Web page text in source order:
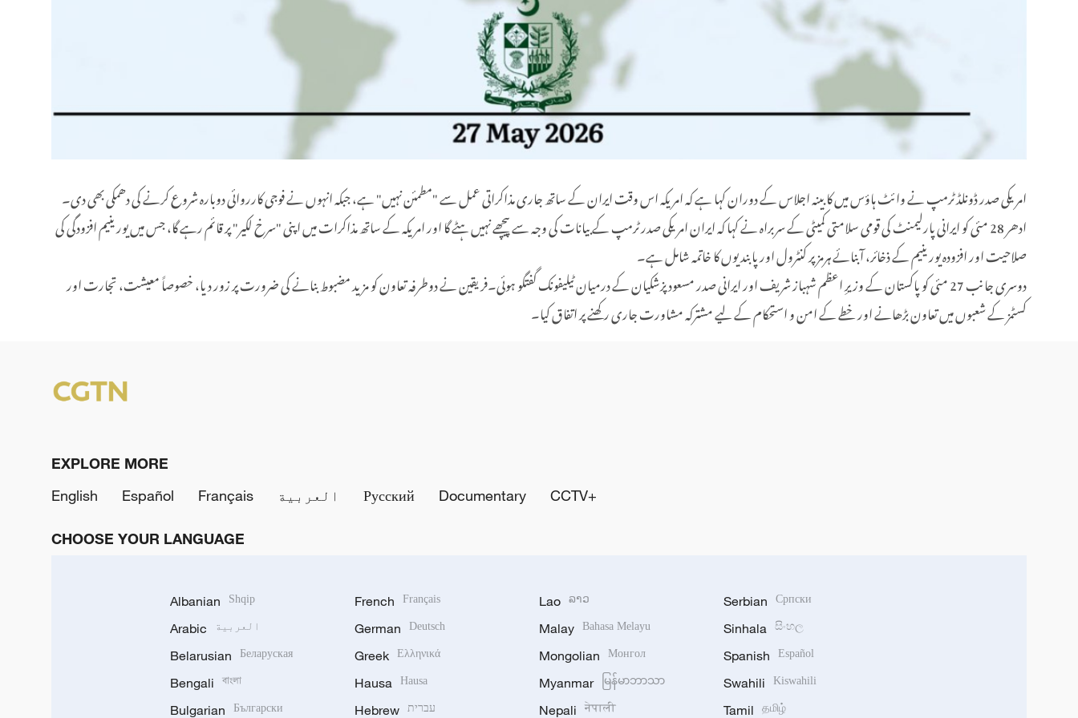
امریکی صدر ڈونلڈ ٹرمپ نے وائٹ ہاؤس میں کابینہ اجلاس کے دوران کہا ہے کہ امریکہ اس وقت ایران کے ساتھ جاری مذاکراتی عمل سے "مطمئن نہیں" ہے، جبکہ انہوں نے فوجی کارروائی دوبارہ شروع کرنے کی دھمکی بھی دی۔
ادھر 28 مئی کو ایرانی پارلیمنٹ کی قومی سلامتی کمیٹی کے سربراہ نے کہا کہ ایران امریکی صدر ٹرمپ کے بیانات کی وجہ سے پیچھے نہیں ہٹے گا اور امریکہ کے ساتھ مذاکرات میں اپنی "سرخ لکیر" پر قائم رہے گا، جس میں یورینیم افزودگی کی
صلاحیت اور افزودہ یورینیم کے ذخائر، آبنائے ہرمز پر کنٹرول اور پابندیوں کا خاتمہ شامل ہے۔
دوسری جانب 27 مئی کو پاکستان کے وزیرِ اعظم شہباز شریف اور ایرانی صدر مسعود پزشکیان کے درمیان ٹیلیفونک گفتگو ہوئی۔فریقین نے دوطرفہ تعاون کو مزید مضبوط بنانے کی ضرورت پر زور دیا، خصوصاً معیشت، تجارت اور
کسٹمز کے شعبوں میں تعاون بڑھانے اور خطے کے امن و استحکام کے لیے مشترکہ مشاورت جاری رکھنے پر اتفاق کیا۔
EXPLORE MORE
English
Español Français العربية Русский Documentary CCTV+
CHOOSE YOUR LANGUAGE
Albanian Shqip
Arabic العربية
Belarusian Беларуская
Bengali বাংলা
Bulgarian Български
French Français
German Deutsch
Greek Ελληνικά
Hausa Hausa
Hebrew עברית
Lao ລາວ
Malay Bahasa Melayu
Mongolian Монгол
Myanmar မြန်မာဘာသာ
Nepali नेपाली
Serbian Српски
Sinhala සිංහල
Spanish Español
Swahili Kiswahili
Tamil தமிழ்